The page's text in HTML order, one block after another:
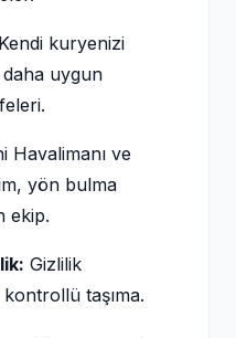
Kendi kuryenizi
daha uygun
Havalimanı ve
yön bulma
ekip.
Gizlilik
taşıma.